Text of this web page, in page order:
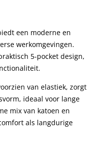
een moderne en
werkomgevingen.
5-pocket design,
van elastiek, zorgt
ideaal voor lange
mix van katoen en
als langdurige